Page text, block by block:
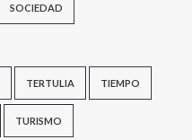
SOCIEDAD
TERTULIA TIEMPO
TURISMO